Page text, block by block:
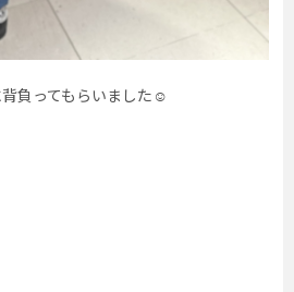
負ってもらいました☺︎